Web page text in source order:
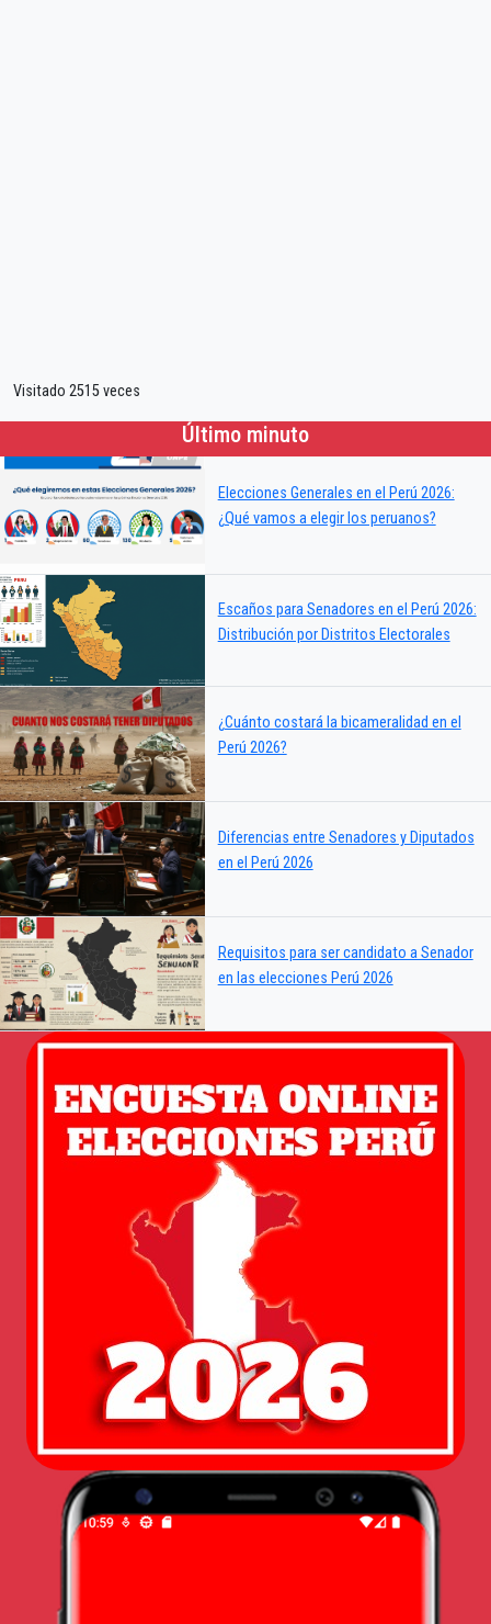
Visitado 2515 veces
Último minuto
Elecciones Generales en el Perú 2026:
¿Qué vamos a elegir los peruanos?
Escaños para Senadores en el Perú 2026:
Distribución por Distritos Electorales
¿Cuánto costará la bicameralidad en el
Perú 2026?
Diferencias entre Senadores y Diputados
en el Perú 2026
Requisitos para ser candidato a Senador
en las elecciones Perú 2026